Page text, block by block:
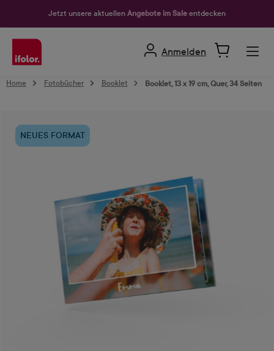
Jetzt unsere aktuellen Angebote im Sale entdecken
Anmelden
Home Fotobücher Booklet Booklet, 13 x 19 cm, Quer, 34 Seiten
NEUES FORMAT